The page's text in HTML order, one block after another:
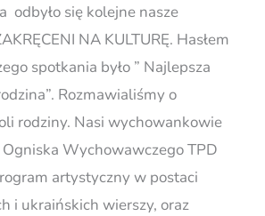
odbyło się kolejne nasze
NA KULTURĘ. Hasłem
spotkania było ” Najlepsza
Rozmawialiśmy o
rodziny. Nasi wychowankowie
Wychowawczego TPD
artystyczny w postaci
i ukraińskich wierszy, oraz